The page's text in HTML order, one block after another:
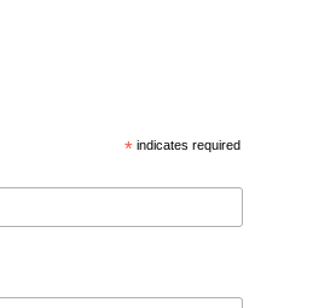
* indicates required